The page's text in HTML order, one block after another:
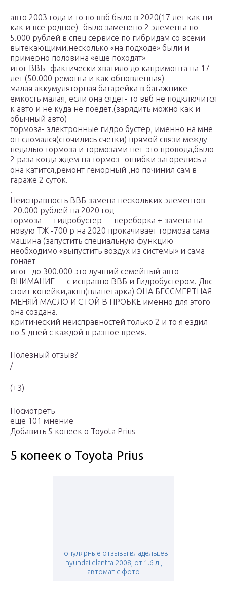
авто 2003 года и то по ввб было в 2020(17 лет как ни
как и все родное) -было заменено 2 элемента по
5.000 рублей в спец сервисе по гибридам со всеми
вытекающими.несколько «на подходе» были и
примерно половина «еще походят»
итог ВВБ- фактически хватило до капримонта на 17
лет (50.000 ремонта и как обновленная)
малая аккумуляторная батарейка в багажнике
емкость малая, если она сядет- то ввб не подключится
к авто и не куда не поедет.(зарядить можно как и
обычный авто)
тормоза- электронные гидро бустер, именно на мне
он сломался(сточились счетки) прямой связи между
педалью тормоза и тормозами нет-это провода,было
2 раза когда ждем на тормоз -ошибки загорелись а
она катится,ремонт геморный ,но починил сам в
гараже 2 суток.
.
Неисправность ВВБ замена нескольких элементов
-20.000 рублей на 2020 год
тормоза — гидробустер — переборка + замена на
новую ТЖ -700 р на 2020 прокачивает тормоза сама
машина (запустить специальную функцию
необходимо «выпустить воздух из системы» и сама
гоняет
итог- до 300.000 это лучший семейный авто
ВНИМАНИЕ — с исправно ВВБ и Гидробустером. Двс
стоит копейки,акпп(планетарка) ОНА БЕССМЕРТНАЯ
МЕНЯЙ МАСЛО И СТОЙ В ПРОБКЕ именно для этого
она создана.
критический неисправностей только 2 и то я ездил
по 5 дней с каждой в разное время.
Полезный отзыв?
/
(+3)
Посмотреть
еще 101 мнение
Добавить 5 копеек о Toyota Prius
5 копеек о Toyota Prius
Популярные отзывы владельцев
hyundai elantra 2008, от 1.6 л.,
автомат с фото